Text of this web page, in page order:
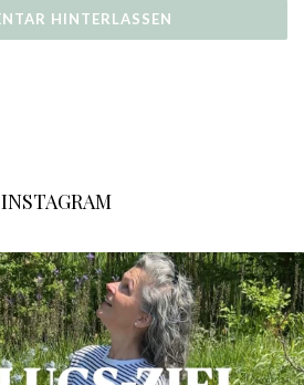
INSTAGRAM